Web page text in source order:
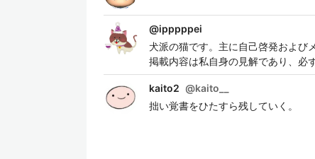
@ipppppei
犬派の猫です。主に自己啓発および
掲載内容は私自身の見解であり、必
kaito2 @kaito__
拙い覚書をひたすら残していく。